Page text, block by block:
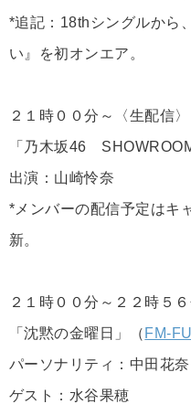
*追記：18thシングルから
い』を初オンエア。
２１時００分～〈生配信〉
「乃木坂46
出演：山崎怜奈
*メンバーの配信予定はキ
新。
２１時００分～２２時５６
「沈黙の金曜日」（ FM-
パーソナリティ：中田花
ゲスト：水谷果穂